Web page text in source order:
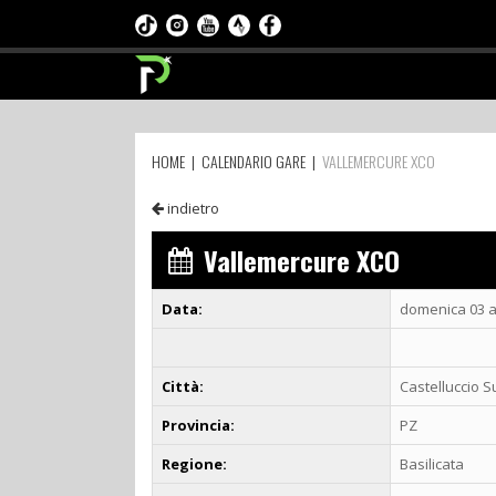
HOME | CALENDARIO GARE | VALLEMERCURE XCO
indietro
Vallemercure XCO
Data: domenica 03
Città:
Castelluccio
Provincia:
PZ
Regione:
Basilicata